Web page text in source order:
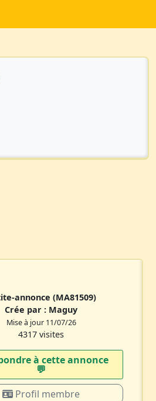
annonce (MA81509)
Crée par : Maguy
Mise à jour 11/07/26
4317 visites
à cette annonce
💬​
Profil membre